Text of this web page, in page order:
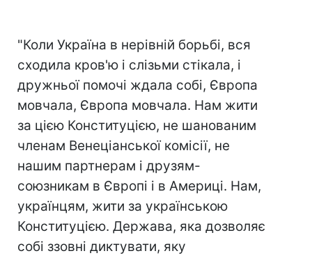
"Коли Україна в нерівній борьбі, вся
сходила кров'ю і слізьми стікала, і
дружньої помочі ждала собі, Європа
мовчала, Європа мовчала. Нам жити
за цією Конституцією, не шанованим
членам Венеціанської комісії, не
нашим партнерам і друзям-
союзникам в Європі і в Америці. Нам,
українцям, жити за українською
Конституцією. Держава, яка дозволяє
собі ззовні диктувати, яку